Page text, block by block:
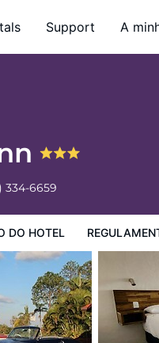
Support A
334-6659
DO HOTEL